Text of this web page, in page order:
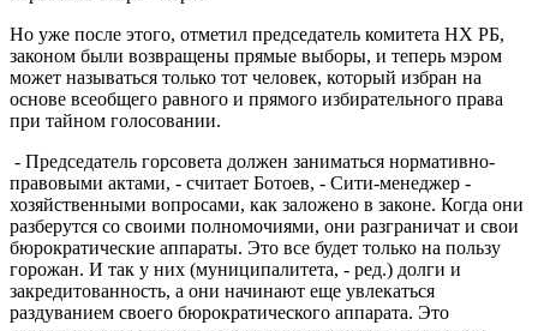
Но уже после этого, отметил председатель комитета НХ РБ,
законом были возвращены прямые выборы, и теперь мэром
может называться только тот человек, который избран на
основе всеобщего равного и прямого избирательного права
при тайном голосовании.
- Председатель горсовета должен заниматься нормативно-
правовыми актами, - считает Ботоев, - Сити-менеджер -
хозяйственными вопросами, как заложено в законе. Когда они
разберутся со своими полномочиями, они разграничат и свои
бюрократические аппараты. Это все будет только на пользу
горожан. И так у них (муниципалитета, - ред.) долги и
закредитованность, а они начинают еще увлекаться
раздуванием своего бюрократического аппарата. Это